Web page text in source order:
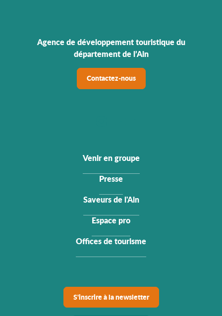
Agence de développement touristique du
département de l’Ain
Contactez-nous
Venir en groupe
Presse
Saveurs de l'Ain
Espace pro
Offices de tourisme
S'inscrire à la newsletter